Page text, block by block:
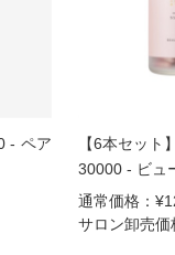
- ペア
【6本セット
30000 - ビュ
通常価格：
サロン卸売